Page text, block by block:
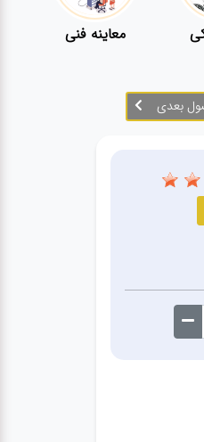
معاینه فنی
بعدی